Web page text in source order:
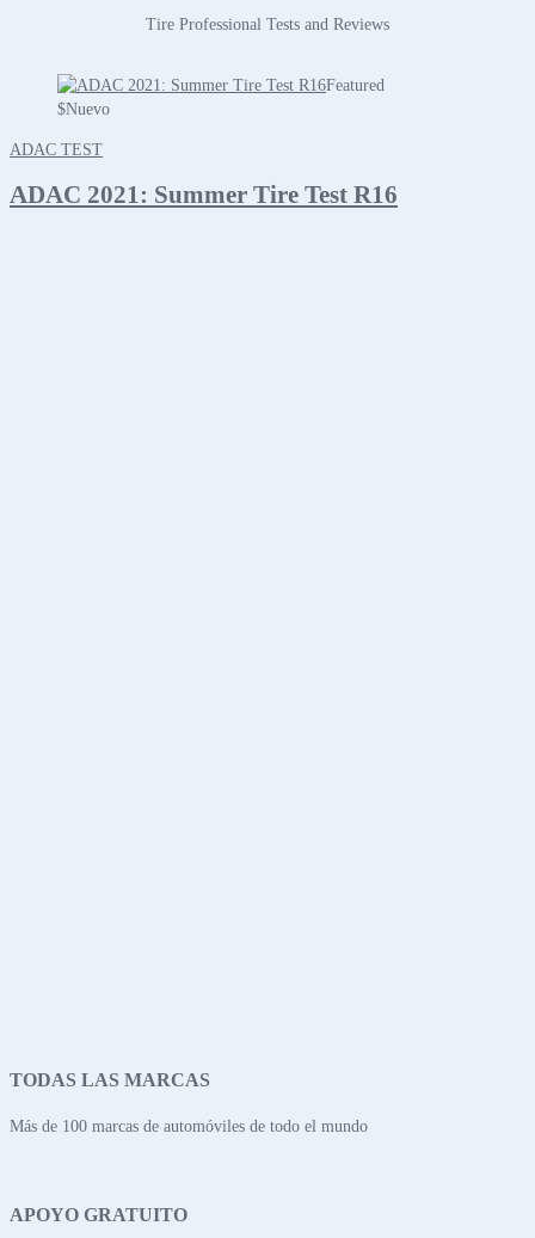
Tire Professional Tests and Reviews
Featured
$Nuevo
ADAC TEST
ADAC 2021: Summer Tire Test R16
TODAS LAS MARCAS
Más de 100 marcas de automóviles de todo el mundo
APOYO GRATUITO